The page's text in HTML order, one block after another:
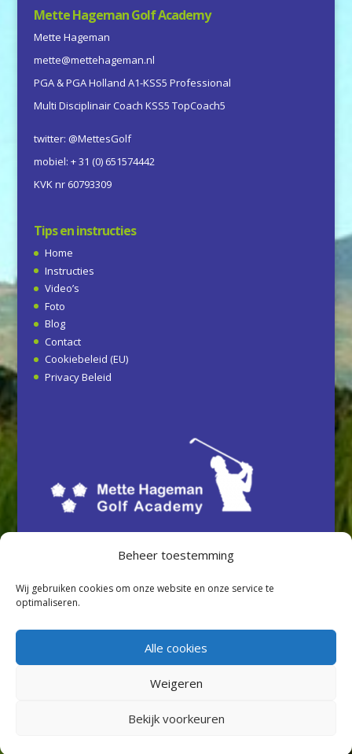
Beheer toestemming
Wij gebruiken cookies om onze website en onze service te
optimaliseren.
Alle cookies
Weigeren
Bekijk voorkeuren
Mette Hageman Golf Academy
Mette Hageman
mette@mettehageman.nl
PGA & PGA Holland A1-KSS5 Professional
Multi Disciplinair Coach KSS5 TopCoach5
twitter: @MettesGolf
mobiel: + 31 (0) 651574442
KVK nr 60793309
Tips en instructies
Home
Instructies
Video’s
Foto
Blog
Contact
Cookiebeleid (EU)
Privacy Beleid